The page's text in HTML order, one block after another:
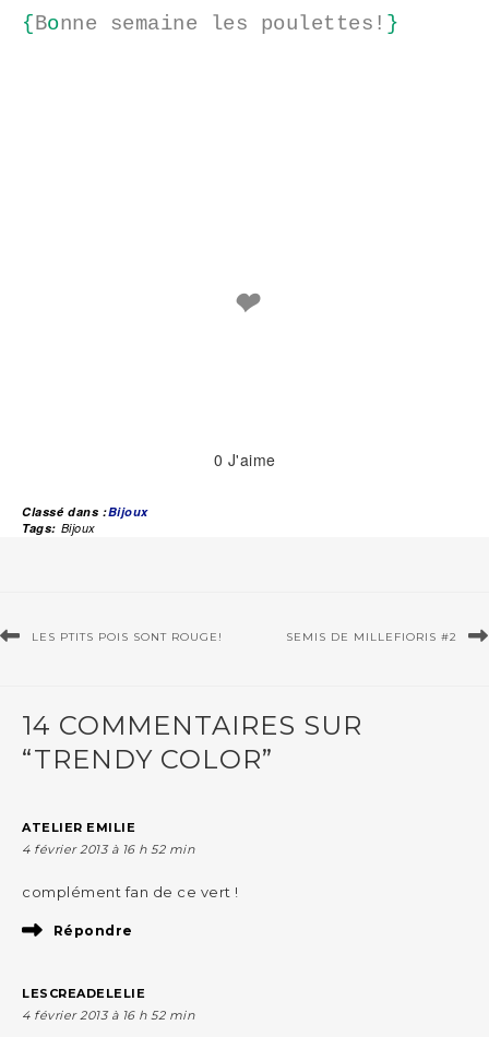
{Bonne semaine les poulettes! }
❤
0 J'aime
Classé dans :Bijoux
Tags: Bijoux
LES PTITS POIS SONT ROUGE! SEMIS DE MILLEFIORIS #2
14 COMMENTAIRES SUR
“TRENDY COLOR”
ATELIER EMILIE
4 février 2013 à 16 h 52 min
complément fan de ce vert !
Répondre
LESCREADELELIE
4 février 2013 à 16 h 52 min